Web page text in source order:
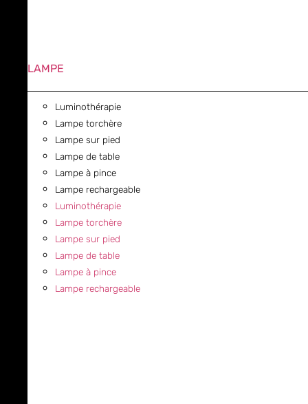
LAMPE
Luminothérapie
Lampe torchère
Lampe sur pied
Lampe de table
Lampe à pince
Lampe rechargeable
Luminothérapie
Lampe torchère
Lampe sur pied
Lampe de table
Lampe à pince
Lampe rechargeable